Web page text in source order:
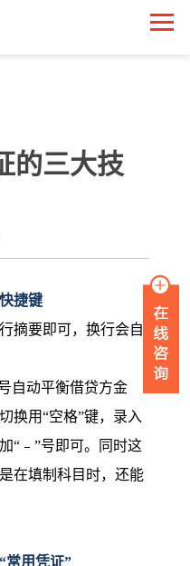
的三大技
捷键
摘要即可，换行会自
自动平衡借贷方金
换用“空格”键，录入
“﹣”号即可。同时这
在填制科目时，还能
常用凭证”